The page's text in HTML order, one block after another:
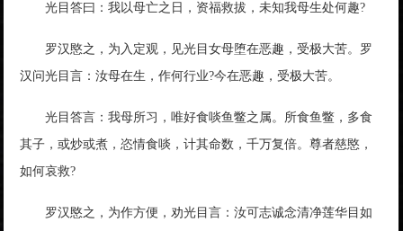
光目答曰：我以母亡之日，资福救拔，未知我母生处何趣?
罗汉愍之，为入定观，见光目女母堕在恶趣，受极大苦。罗
汉问光目言：汝母在生，作何行业?今在恶趣，受极大苦。
光目答言：我母所习，唯好食啖鱼鳖之属。所食鱼鳖，多食
其子，或炒或煮，恣情食啖，计其命数，千万复倍。尊者慈愍，
如何哀救?
罗汉愍之，为作方便，劝光目言：汝可志诚念清净莲华目如